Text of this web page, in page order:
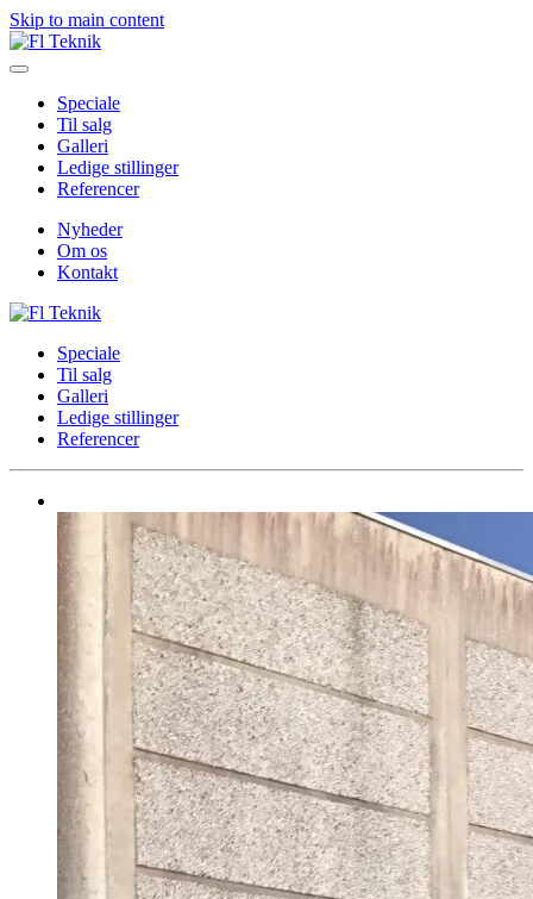
Skip to main content
Speciale
Til salg
Galleri
Ledige stillinger
Referencer
Nyheder
Om os
Kontakt
Speciale
Til salg
Galleri
Ledige stillinger
Referencer